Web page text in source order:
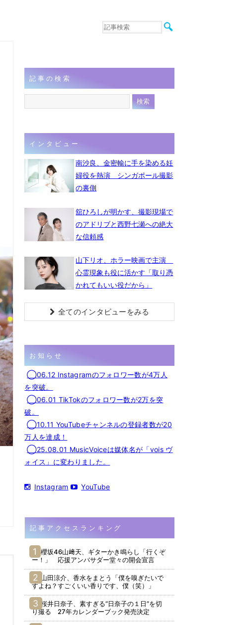
音楽
連載
フォト
記事の検索
インタビュー
南沙良、金密輸に手を染める妊
婦役を熱演 シンガポール撮影
の裏側
舘ひろしが明かす、撮影現場で
のアドリブと西野七瀬への絶大
な信頼感
山下リオ、ホラー映画で主演
心霊現象も役に活かす「取り憑
かれてもいい役だから」
全てのインタビューをみる
お知らせ
◯06.12 Instagramのフォロワー数が4万人
を突破。
◯06.01 TikTokのフォロワー数が2万を突
破。
◯10.11 YouTubeチャンネルの登録者数が20
万人を達成！
◯25.08.01 MusicVoiceは媒体名が「vois ヴ
ォイス」に変わりました。
Instagram YouTube
記事アクセスランキング
櫻坂46山﨑天、ギターかき鳴らし「行くぞ
ー！」 応援アンバサダー堂々の開会宣言
山田涼介、香水をまとう「僕を嗅ぎたいで
すよね？すごくいい香りです、僕（笑）」
桜井日奈子、素すぎる“日奈子の１日”を切
り撮る 27年カレンダーブック発売決定